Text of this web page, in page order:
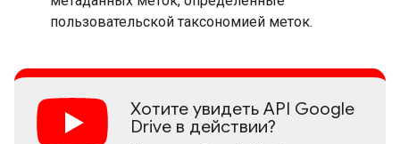
пользовательской таксономией меток.
Хотите увидеть API Google
Drive в действии?